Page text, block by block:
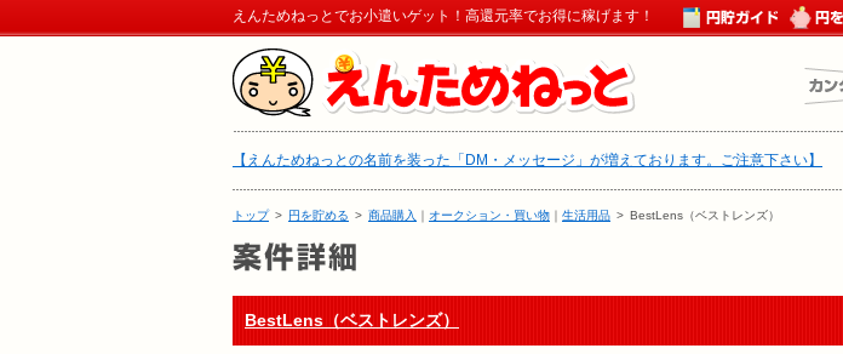
えんためねっとでお小遣いゲット！高還元率でお得に稼げます！
【えんためねっとの名前を装った「DM・メッセージ」が増えております。ご注意下さい】
トップ > 円を貯める > 商品購入 ｜ オークション・買い物 ｜ 生活用品 > BestLens（ベストレンズ）
BestLens（ベストレンズ）